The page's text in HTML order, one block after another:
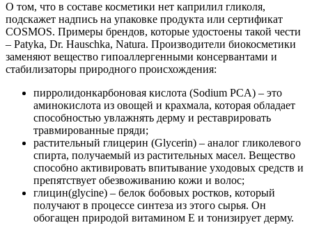
О том, что в составе косметики нет каприлил гликоля,
подскажет надпись на упаковке продукта или сертификат
COSMOS. Примеры брендов, которые удостоены такой чести
– Patyka, Dr. Hauschka, Natura. Производители биокосметики
заменяют вещество гипоаллергенными консервантами и
стабилизаторы природного происхождения:
пирролидонкарбоновая кислота (Sodium PCA) – это
аминокислота из овощей и крахмала, которая обладает
способностью увлажнять дерму и реставрировать
травмированные пряди;
растительный глицерин (Glycerin) – аналог гликолевого
спирта, получаемый из растительных масел. Вещество
способно активировать впитывание уходовых средств и
препятствует обезвоживанию кожи и волос;
глицин(glycine) – белок бобовых ростков, который
получают в процессе синтеза из этого сырья. Он
обогащен природой витамином Е и тонизирует дерму.